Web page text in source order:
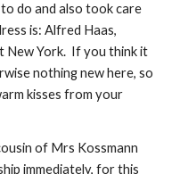
do and also took care
is: Alfred Haas,
New York.  If you think it
nothing new here, so
kisses from your
of Mrs Kossmann
immediately, for this